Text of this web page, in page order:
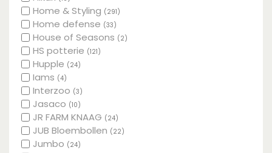
Home & Styling (291)
Home defense (33)
House of Seasons (2)
HS potterie (121)
Hupple (24)
Iams (4)
Interzoo (3)
Jasaco (10)
JR FARM KNAAG (24)
JUB Bloembollen (22)
Jumbo (24)